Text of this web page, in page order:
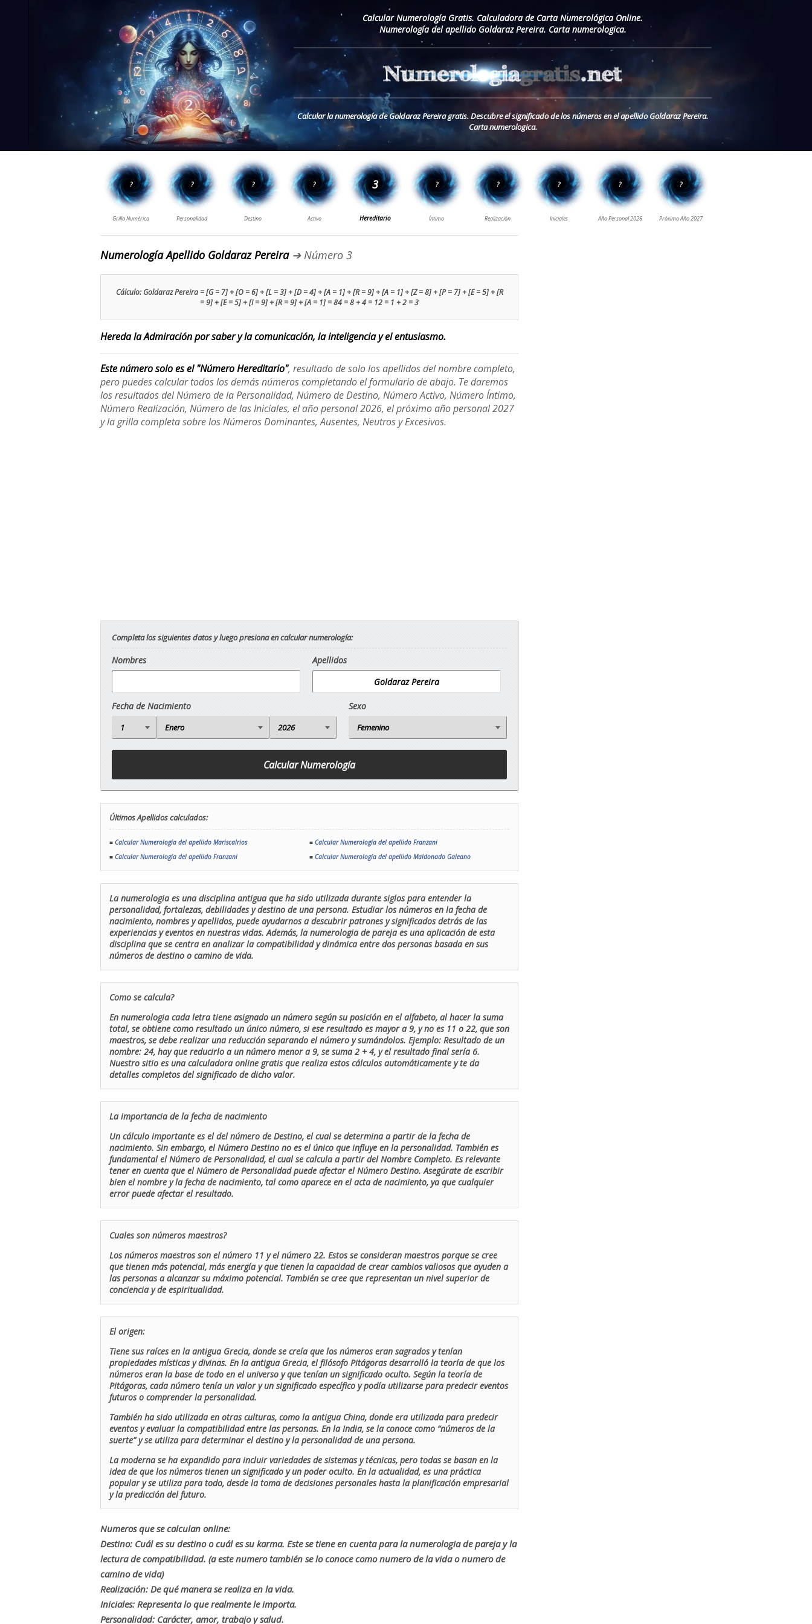
Calcular Numerología Gratis. Calculadora de Carta Numerológica Online.
Numerología del apellido Goldaraz Pereira. Carta numerologica.
Calcular la numerología de Goldaraz Pereira gratis. Descubre el significado de los números en el apellido Goldaraz Pereira.
Carta numerologica.
Numerología Apellido Goldaraz Pereira➔ Número 3
Cálculo: Goldaraz Pereira = [G = 7] + [O = 6] + [L = 3] + [D = 4] + [A = 1] + [R = 9] + [A = 1] + [Z = 8] + [P = 7] + [E = 5] + [R
= 9] + [E = 5] + [I = 9] + [R = 9] + [A = 1] = 84 = 8 + 4 = 12 = 1 + 2 = 3
Hereda la Admiración por saber y la comunicación, la inteligencia y el entusiasmo.
Este número solo es el "Número Hereditario", resultado de solo los apellidos del nombre completo,
pero puedes calcular todos los demás números completando el formulario de abajo. Te daremos
los resultados del Número de la Personalidad, Número de Destino, Número Activo, Número Íntimo,
Número Realización, Número de las Iniciales, el año personal 2026, el próximo año personal 2027
y la grilla completa sobre los Números Dominantes, Ausentes, Neutros y Excesivos.
Completa los siguientes datos y luego presiona en calcular numerología:
Nombres Apellidos
Fecha de Nacimiento Sexo
Últimos Apellidos calculados:
■ Calcular Numerología del apellido Mariscalrios ■ Calcular Numerología del apellido Franzani
■ Calcular Numerología del apellido Franzani ■ Calcular Numerología del apellido Maldonado Galeano
La numerologia es una disciplina antigua que ha sido utilizada durante siglos para entender la
personalidad, fortalezas, debilidades y destino de una persona. Estudiar los números en la fecha de
nacimiento, nombres y apellidos, puede ayudarnos a descubrir patrones y significados detrás de las
experiencias y eventos en nuestras vidas. Además, la numerologia de pareja es una aplicación de esta
disciplina que se centra en analizar la compatibilidad y dinámica entre dos personas basada en sus
números de destino o camino de vida.
Como se calcula?
En numerologia cada letra tiene asignado un número según su posición en el alfabeto, al hacer la suma
total, se obtiene como resultado un único número, si ese resultado es mayor a 9, y no es 11 o 22, que son
maestros, se debe realizar una reducción separando el número y sumándolos. Ejemplo: Resultado de un
nombre: 24, hay que reducirlo a un número menor a 9, se suma 2 + 4, y el resultado final sería 6.
Nuestro sitio es una calculadora online gratis que realiza estos cálculos automáticamente y te da
detalles completos del significado de dicho valor.
La importancia de la fecha de nacimiento
Un cálculo importante es el del número de Destino, el cual se determina a partir de la fecha de
nacimiento. Sin embargo, el Número Destino no es el único que influye en la personalidad. También es
fundamental el Número de Personalidad, el cual se calcula a partir del Nombre Completo. Es relevante
tener en cuenta que el Número de Personalidad puede afectar el Número Destino. Asegúrate de escribir
bien el nombre y la fecha de nacimiento, tal como aparece en el acta de nacimiento, ya que cualquier
error puede afectar el resultado.
Cuales son números maestros?
Los números maestros son el número 11 y el número 22. Estos se consideran maestros porque se cree
que tienen más potencial, más energía y que tienen la capacidad de crear cambios valiosos que ayuden a
las personas a alcanzar su máximo potencial. También se cree que representan un nivel superior de
conciencia y de espiritualidad.
El origen:
Tiene sus raíces en la antigua Grecia, donde se creía que los números eran sagrados y tenían
propiedades místicas y divinas. En la antigua Grecia, el filósofo Pitágoras desarrolló la teoría de que los
números eran la base de todo en el universo y que tenían un significado oculto. Según la teoría de
Pitágoras, cada número tenía un valor y un significado específico y podía utilizarse para predecir eventos
futuros o comprender la personalidad.
También ha sido utilizada en otras culturas, como la antigua China, donde era utilizada para predecir
eventos y evaluar la compatibilidad entre las personas. En la India, se la conoce como “números de la
suerte” y se utiliza para determinar el destino y la personalidad de una persona.
La moderna se ha expandido para incluir variedades de sistemas y técnicas, pero todas se basan en la
idea de que los números tienen un significado y un poder oculto. En la actualidad, es una práctica
popular y se utiliza para todo, desde la toma de decisiones personales hasta la planificación empresarial
y la predicción del futuro.
Numeros que se calculan online:
Destino: Cuál es su destino o cuál es su karma. Este se tiene en cuenta para la numerologia de pareja y la
lectura de compatibilidad. (a este numero también se lo conoce como numero de la vida o numero de
camino de vida)
Realización: De qué manera se realiza en la vida.
Iniciales: Representa lo que realmente le importa.
Personalidad: Carácter, amor, trabajo y salud.